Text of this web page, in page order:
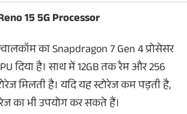
15 5G Processor
का Snapdragon 7 Gen 4 प्रोसेसर
दिया है। साथ में 12GB तक रैम और 256
मिलती है। यदि यह स्टोरेज कम पड़ती है,
का भी उपयोग कर सकते हैं।